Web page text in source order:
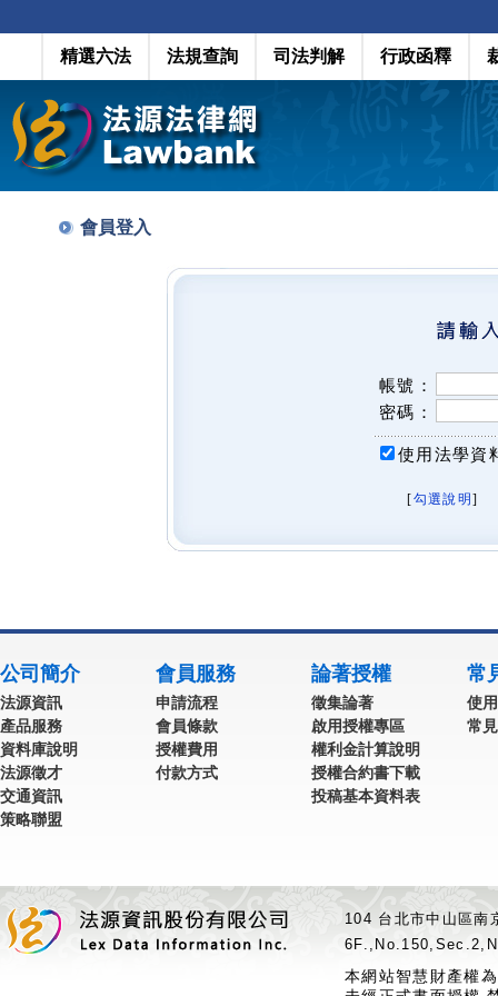
精選六法 法規查詢 司法判解 行政函釋
會員登入
帳號：
密碼：
使用法學資
[勾選說明 ]
公司簡介
法源資訊
產品服務
資料庫說明
法源徵才
交通資訊
策略聯盟
會員服務
申請流程
會員條款
授權費用
付款方式
論著授權
徵集論著
啟用授權專區
權利金計算說明
授權合約書下載
投稿基本資料表
常
使
常
104 台北市中山區
本網站智慧財產權